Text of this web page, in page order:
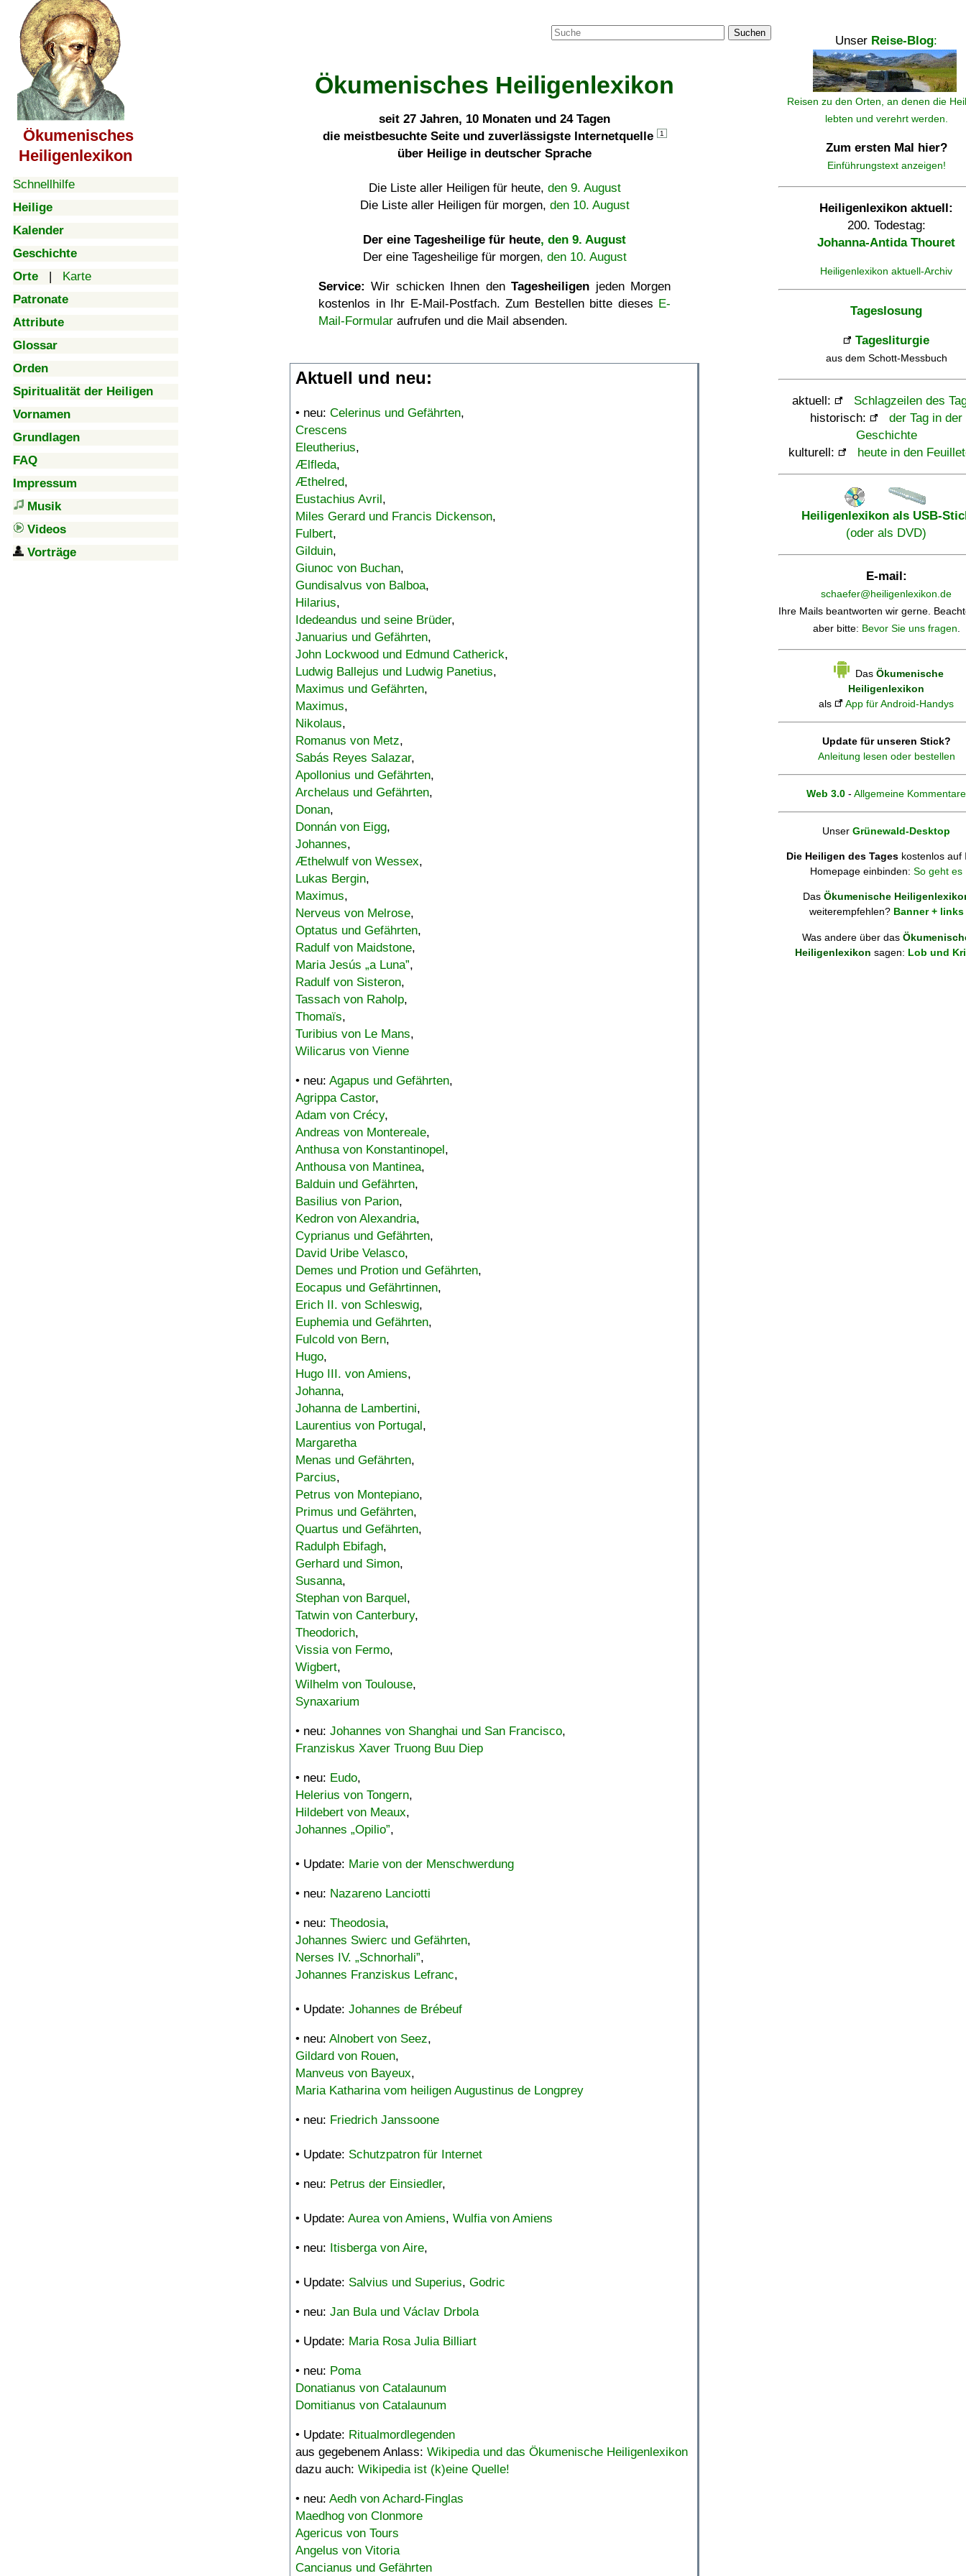
Ökumenisches
Heiligenlexikon
Schnellhilfe
Heilige
Kalender
Geschichte
Orte | Karte
Patronate
Attribute
Glossar
Orden
Spiritualität der Heiligen
Vornamen
Grundlagen
FAQ
Impressum
Musik
Videos
Vorträge
Suchen
Ökumenisches Heiligenlexikon
seit 27 Jahren, 10 Monaten und 24 Tagen
die meistbesuchte Seite und zuverlässigste Internetquelle
1
über Heilige in deutscher Sprache
Die Liste aller Heiligen für heute, den 9. August
Die Liste aller Heiligen für morgen, den 10. August
Der eine Tagesheilige für heute, den 9. August
Der eine Tagesheilige für morgen, den 10. August
Service: Wir schicken Ihnen denTagesheiligen jeden Morgen
kostenlos in Ihr E-Mail-Postfach. Zum Bestellen bitte dieses E-
Mail-Formular aufrufen und die Mail absenden.
Aktuell und neu:
• neu: Celerinus und Gefährten,
Crescens
Eleutherius,
Ælfleda,
Æthelred,
Eustachius Avril,
Miles Gerard und Francis Dickenson,
Fulbert,
Gilduin,
Giunoc von Buchan,
Gundisalvus von Balboa,
Hilarius,
Idedeandus und seine Brüder,
Januarius und Gefährten,
John Lockwood und Edmund Catherick,
Ludwig Ballejus und Ludwig Panetius,
Maximus und Gefährten,
Maximus,
Nikolaus,
Romanus von Metz,
Sabás Reyes Salazar,
Apollonius und Gefährten,
Archelaus und Gefährten,
Donan,
Donnán von Eigg,
Johannes,
Æthelwulf von Wessex,
Lukas Bergin,
Maximus,
Nerveus von Melrose,
Optatus und Gefährten,
Radulf von Maidstone,
Maria Jesús „a Luna”,
Radulf von Sisteron,
Tassach von Raholp,
Thomaïs,
Turibius von Le Mans,
Wilicarus von Vienne
• neu: Agapus und Gefährten,
Agrippa Castor,
Adam von Crécy,
Andreas von Montereale,
Anthusa von Konstantinopel,
Anthousa von Mantinea,
Balduin und Gefährten,
Basilius von Parion,
Kedron von Alexandria,
Cyprianus und Gefährten,
David Uribe Velasco,
Demes und Protion und Gefährten,
Eocapus und Gefährtinnen,
Erich II. von Schleswig,
Euphemia und Gefährten,
Fulcold von Bern,
Hugo,
Hugo III. von Amiens,
Johanna,
Johanna de Lambertini,
Laurentius von Portugal,
Margaretha
Menas und Gefährten,
Parcius,
Petrus von Montepiano,
Primus und Gefährten,
Quartus und Gefährten,
Radulph Ebifagh,
Gerhard und Simon,
Susanna,
Stephan von Barquel,
Tatwin von Canterbury,
Theodorich,
Vissia von Fermo,
Wigbert,
Wilhelm von Toulouse,
Synaxarium
• neu: Johannes von Shanghai und San Francisco,
Franziskus Xaver Truong Buu Diep
• neu: Eudo,
Helerius von Tongern,
Hildebert von Meaux,
Johannes „Opilio”,
• Update: Marie von der Menschwerdung
• neu: Nazareno Lanciotti
• neu: Theodosia,
Johannes Swierc und Gefährten,
Nerses IV. „Schnorhali”,
Johannes Franziskus Lefranc,
• Update: Johannes de Brébeuf
• neu: Alnobert von Seez,
Gildard von Rouen,
Manveus von Bayeux,
Maria Katharina vom heiligen Augustinus de Longprey
• neu: Friedrich Janssoone
• Update: Schutzpatron für Internet
• neu: Petrus der Einsiedler,
• Update: Aurea von Amiens, Wulfia von Amiens
• neu: Itisberga von Aire,
• Update: Salvius und Superius, Godric
• neu: Jan Bula und Václav Drbola
• Update: Maria Rosa Julia Billiart
• neu: Poma
Donatianus von Catalaunum
Domitianus von Catalaunum
• Update: Ritualmordlegenden
aus gegebenem Anlass: Wikipedia und das Ökumenische Heiligenlexikon
dazu auch: Wikipedia ist (k)eine Quelle!
• neu: Aedh von Achard-Finglas
Maedhog von Clonmore
Agericus von Tours
Angelus von Vitoria
Cancianus und Gefährten
Unser Reise-Blog:
Reisen zu den Orten, an denen die
lebten und verehrt werden.
Zum ersten Mal hier?
Einführungstext anzeigen!
Heiligenlexikon aktuell:
200. Todestag:
Johanna-Antida Thouret
Heiligenlexikon aktuell-Archiv
Tageslosung
Tagesliturgie
aus dem Schott-Messbuch
aktuell:
Schlagzeilen des
historisch:
der Tag in der
Geschichte
kulturell:
heute in den
Heiligenlexikon als USB-
(oder als DVD)
E-mail:
schaefer@heiligenlexikon.de
Ihre Mails beantworten wir gerne.
aber bitte: Bevor Sie uns fragen.
Das Ökumenische
Heiligenlexikon
als
App für Android-Handys
Update für unseren Stick?
Anleitung lesen oder bestellen
Web 3.0 - Allgemeine Kommentare
Unser Grünewald-Desktop
Die Heiligen des Tages kostenlos auf
Homepage einbinden: So geht es
Das Ökumenische
weiterempfehlen? Banner + links
Was andere über das
Heiligenlexikon sagen: Lob und